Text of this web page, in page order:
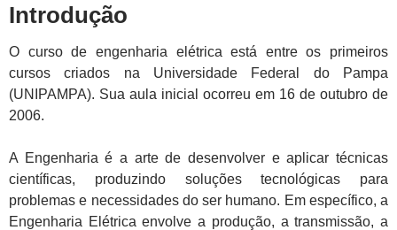
Introdução
O curso de engenharia elétrica está entre os primeiros
cursos criados na Universidade Federal do Pampa
(UNIPAMPA). Sua aula inicial ocorreu em 16 de outubro de
2006.
A Engenharia é a arte de desenvolver e aplicar técnicas
científicas, produzindo soluções tecnológicas para
problemas e necessidades do ser humano. Em específico, a
Engenharia Elétrica envolve a produção, a transmissão, a